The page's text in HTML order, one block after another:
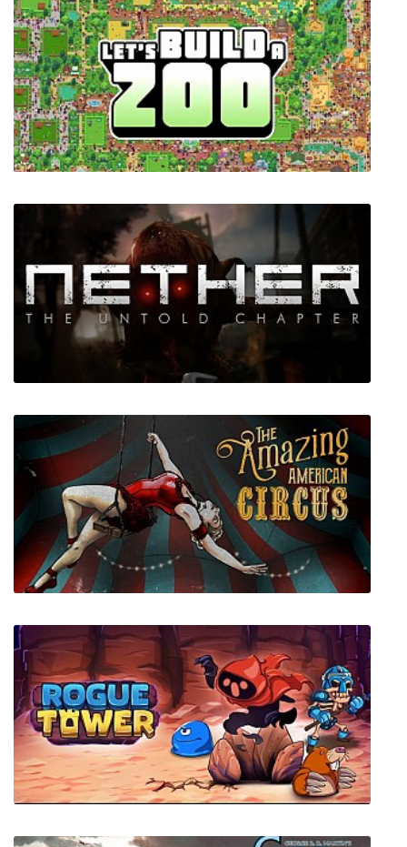
Let's Build a Zoo
Nether: The Untold Chapter
The Amazing American Circus